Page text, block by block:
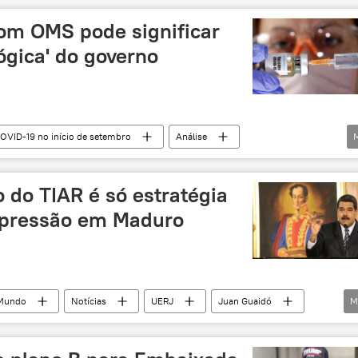
desdolarização
mudança climática
OMS pode significar
do governo
19 no início de setembro
Análise
UERJ análise
COVID-19
TIAR é só estratégia
em Maduro
Notícias UERJ
Juan Guaidó
Estados Americanos (OEA)
sanções